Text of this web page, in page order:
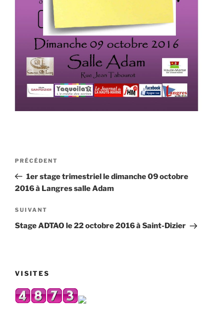
Navigation
l’article
Article
précédent
PRÉCÉDENT
1er stage trimestriel le dimanche 09 octobre
2016 à Langres salle Adam
Article
suivant
SUIVANT
Stage ADTAO le 22 octobre 2016 à Saint-Dizier
VISITES